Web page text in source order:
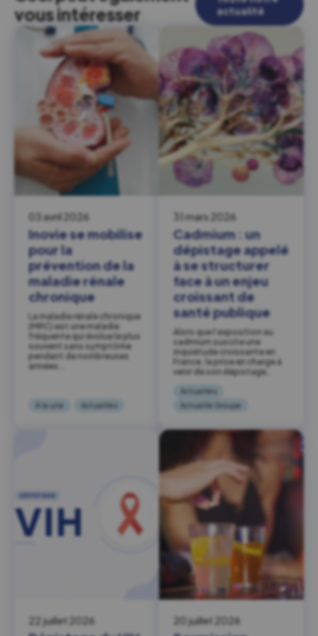
vous intéresser
actualité
03 avril 2026
Inovie se mobilise
pour la
prévention de la
maladie rénale
chronique
La maladie rénale chronique
(MRC) est une maladie
fréquente qui évolue le plus
souvent sans symptôme
pendant de nombreuses
années….
À la une Actualités
31 mars 2026
Cadmium : un
dépistage appelé
à se structurer
face à un enjeu
croissant de
santé publique
Alors que l’exposition au
cadmium suscite une
inquiétude croissante en
France, la prise en charge à
venir de son dépistage…
Actualités
Actualité Groupe
22 juillet 2026 20 juillet 2026